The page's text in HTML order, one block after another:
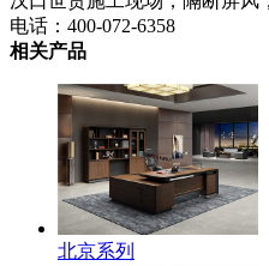
电话：400-072-6358
相关产品
北京系列